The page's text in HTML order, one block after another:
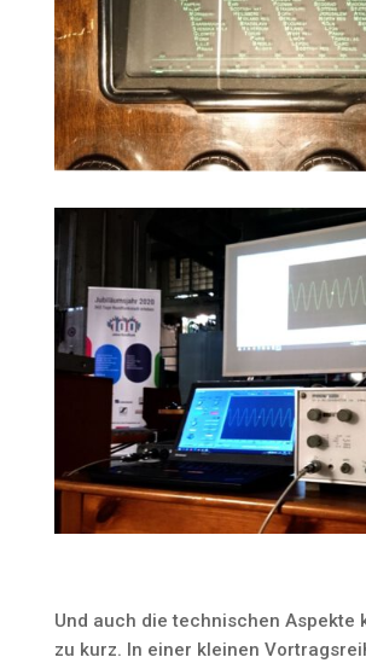
Und auch die technischen Aspekte
zu kurz. In einer kleinen